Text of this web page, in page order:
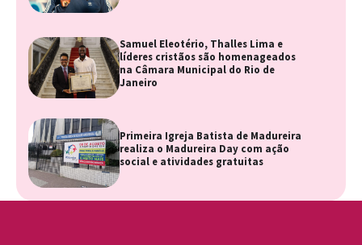
Samuel Eleotério, Thalles Lima e
líderes cristãos são homenageados
na Câmara Municipal do Rio de
Janeiro
Primeira Igreja Batista de Madureira
realiza o Madureira Day com ação
social e atividades gratuitas